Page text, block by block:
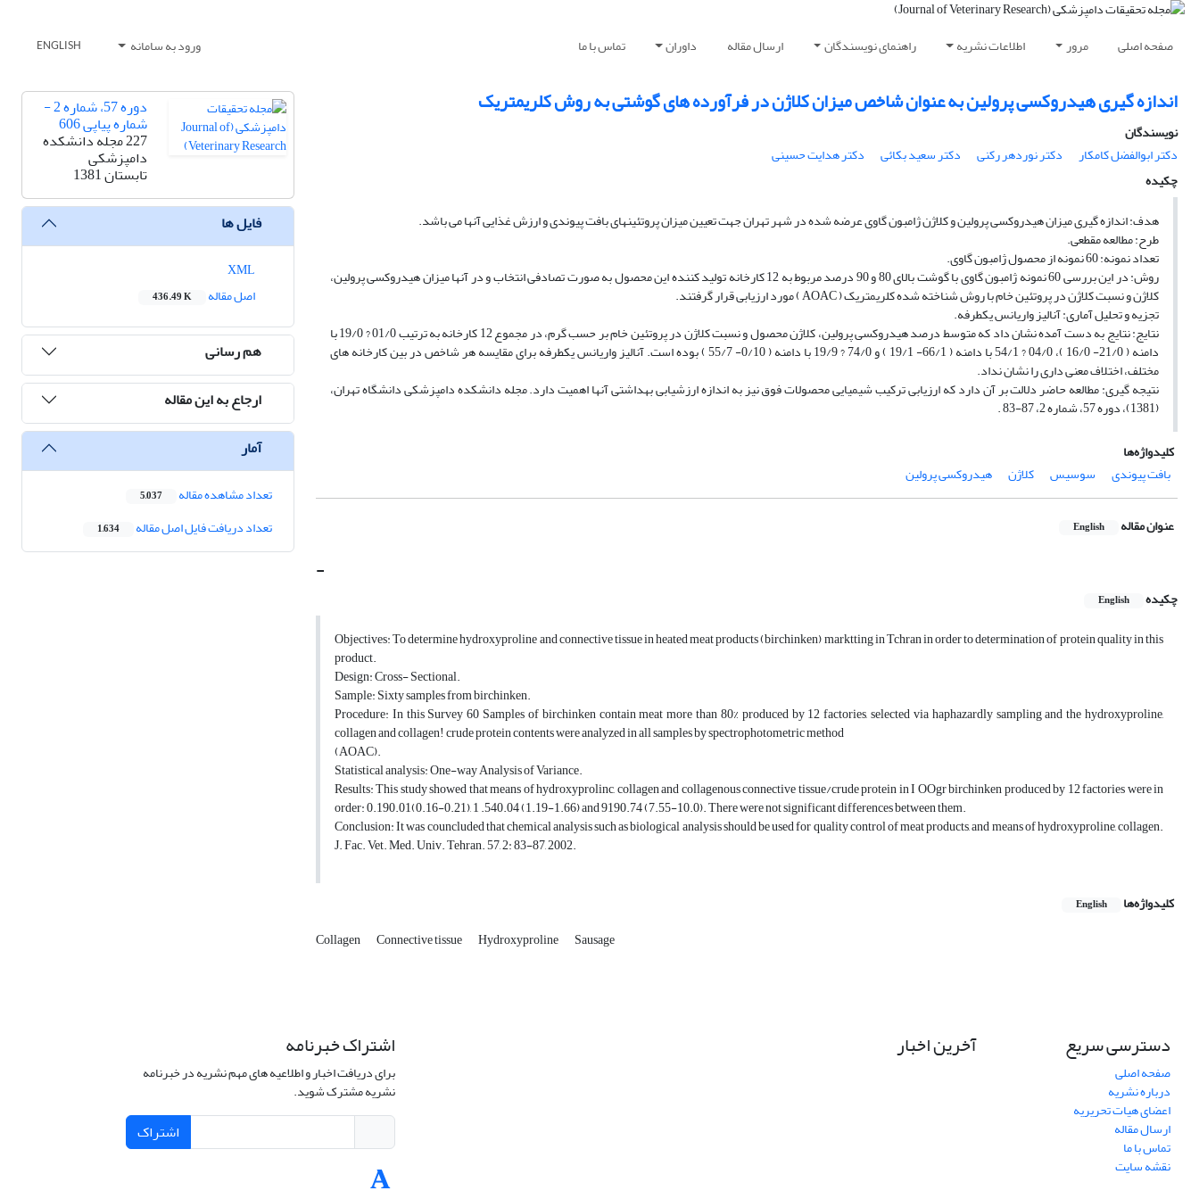
صفحه اصلی مرور اطلاعات نشریه راهنمای نویسندگان ارسال مقاله داوران تماس با ما ورود به سامانه ENGLISH
اندازه گیری هیدروکسی پرولین به عنوان شاخص میزان کلاژن در فرآورده های گوشتی به روش کلریمتریک
نویسندگان
دکتر ابوالفضل کامکار
دکتر نوردهر رکنی دکتر سعید بکائی
دکتر هدایت حسینی
چکیده
هدف: اندازه گیری میزان هیدروکسی پرولین و کلاژن ژامبون گاوی عرضه شده در شهر تهران جهت تعیین میزان پروتئینهای بافت پیوندی و ارزش غذایی آنها می باشد.
طرح: مطالعه مقطعی.
تعداد نمونه: 60 نمونه از محصول ژامبون گاوی.
روش: در این بررسی 60 نمونه ژامبون گاوی با گوشت بالای 80 و 90 درصد مربوط به 12 کارخانه تولید کننده این محصول به صورت تصادفی انتخاب و در آنها میزان هیدروکسی پرولین،
کلاژن و نسبت کلاژن در پروتئین خام با روش شناخته شده کلریمتریک ( AOAC ) مورد ارزیابی قرار گرفتند.
تجزیه و تحلیل آماری: آنالیز واریانس یکطرفه.
نتایج: نتایج به دست آمده نشان داد که متوسط درصد هیدروکسی پرولین، کلاژن محصول و نسبت کلاژن در پروتئین خام بر حسب گرم، در مجموع 12 کارخانه به ترتیب 01/0 ? 19/0 با
دامنه ( 21/0- 16/0 )، 04/0 ? 54/1 با دامنه ( 66/1- 19/1 ) و 74/0 ? 19/9 با دامنه ( 0/10- 55/7 ) بوده است. آنالیز واریانس یکطرفه برای مقایسه هر شاخص در بین کارخانه های
مختلف، اختلاف معنی داری را نشان نداد.
نتیجه گیری: مطالعه حاضر دلالت بر آن دارد که ارزیابی ترکیب شیمیایی محصولات فوق نیز به اندازه ارزشیابی بهداشتی آنها اهمیت دارد. مجله دانشکده دامپزشکی دانشگاه تهران،
(1381)، دوره 57، شماره 2، 87-83 .
کلیدواژه‌ها
بافت پیوندی
سوسیس کلاژن هیدروکسی پرولین
عنوان مقاله English
-
چکیده English
Objectives: To determine hydroxyproline and connective tissue in heated meat products (birchinken) marktting in Tchran in order to determination of protein quality in this
product.
Design: Cross- Sectional.
Sample: Sixty samples from birchinken.
Procedure: In this Survey 60 Samples of birchinken contain meat more than 80% produced by 12 factories, selected via haphazardly sampling and the hydroxyproline,
collagen and collagen! crude protein contents were analyzed in all samples by spectrophotometric method
(AOAC).
Statistical analysis: One-way Analysis of Variance.
Results: This study showed that means of hydroxyprolinc, collagen and collagenous connective tissue/crude protein in I OOgr birchinken produced by 12 factories were in
order: 0.190.01(0.16-0.21), 1 .540.04 (1.19-1.66) and 9190.74 (7.55-10.0). There were not significant differences between them.
Conclusion: It was councluded that chemical analysis such as biological analysis should be used for quality control of meat products, and means of hydroxyproline, collagen.
J. Fac. Vet. Med. Univ. Tehran. 57, 2: 83-87, 2002.
کلیدواژه‌ها English
Collagen Connective tissue Hydroxyproline Sausage
دوره 57، شماره 2 -
شماره پیاپی 606
227 مجله دانشکده
دامپزشکی
تابستان 1381
فایل ها
اصل مقاله
436.49 K
هم رسانی
ارجاع به این مقاله
آمار
تعداد مشاهده مقاله 5,037
تعداد دریافت فایل اصل مقاله 1,634
دسترسی سریع
صفحه اصلی
درباره نشریه
اعضای هیات تحریریه
ارسال مقاله
تماس با ما
نقشه سایت
آخرین اخبار اشتراک خبرنامه
برای دریافت اخبار و اطلاعیه های مهم نشریه در خبرنامه
نشریه مشترک شوید.
اشتراک